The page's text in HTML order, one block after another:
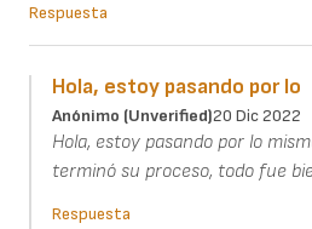
Respuesta
Hola, estoy pasando por lo
Anónimo (unverified)20 Dic 2022
Hola, estoy pasando por lo
terminó su proceso, todo fue
Respuesta